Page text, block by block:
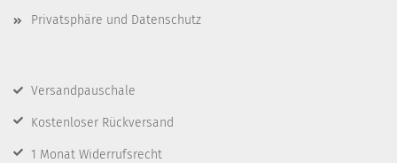
Privatsphäre und Datenschutz
Versandpauschale
Kostenloser Rückversand
1 Monat Widerrufsrecht